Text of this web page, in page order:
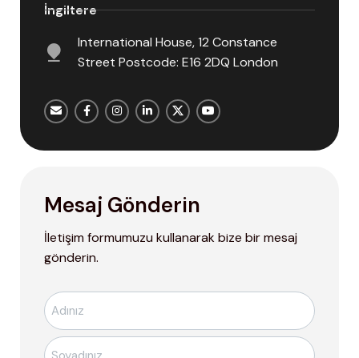
İngiltere
International House, 12 Constance
Street Postcode: E16 2DQ London
Mesaj Gönderin
İletişim formumuzu kullanarak bize bir mesaj
gönderin.
Ad-
Soyad